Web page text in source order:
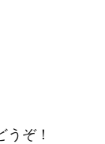
うぞ！